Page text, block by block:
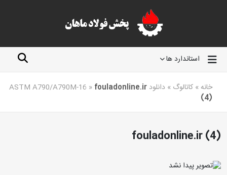
استاندارد ها
خانه » کاتالوگ » دانلود ASTM A790/A790M-16 » fouladonline.ir
(4)
fouladonline.ir (4)